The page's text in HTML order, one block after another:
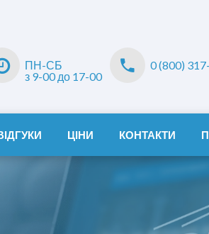
ПН-СБ
з 9-00 до 17-00
0 (800)
ЦІНИ КОНТАКТИ